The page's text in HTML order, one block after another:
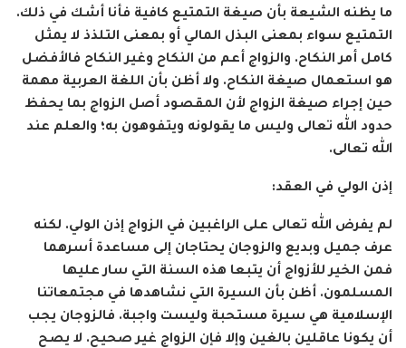
ما يظنه الشيعة بأن صيغة التمتيع كافية فأنا أشك في ذلك.
التمتيع سواء بمعنى البذل المالي أو بمعنى التلذذ لا يمثل
كامل أمر النكاح. والزواج أعم من النكاح وغير النكاح فالأفضل
هو استعمال صيغة النكاح. ولا أظن بأن اللغة العربية مهمة
حين إجراء صيغة الزواج لأن المقصود أصل الزواج بما يحفظ
حدود الله تعالى وليس ما يقولونه ويتفوهون به؛ والعلم عند
الله تعالى.
إذن الولي في العقد:
لم يفرض الله تعالى على الراغبين في الزواج إذن الولي. لكنه
عرف جميل وبديع والزوجان يحتاجان إلى مساعدة أسرهما
فمن الخير للأزواج أن يتبعا هذه السنة التي سار عليها
المسلمون. أظن بأن السيرة التي نشاهدها في مجتمعاتنا
الإسلامية هي سيرة مستحبة وليست واجبة. فالزوجان يجب
أن يكونا عاقلين بالغين وإلا فإن الزواج غير صحيح. لا يصح